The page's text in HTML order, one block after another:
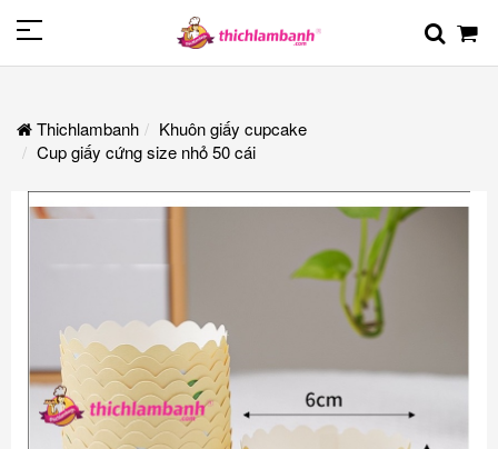
Thichlambanh
Khuôn giấy cupcake
Cup giấy cứng size nhỏ 50 cái